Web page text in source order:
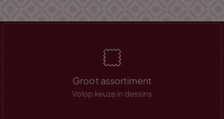
Groot assortiment
Volop keuze in dessins